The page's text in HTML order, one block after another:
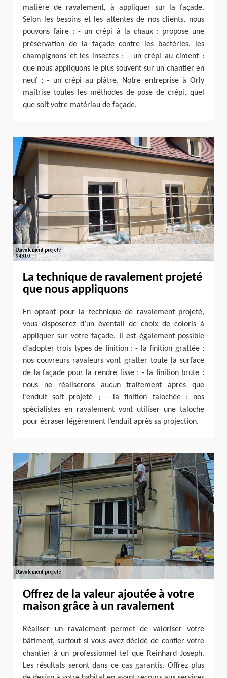
matière de ravalement, à appliquer sur la façade.
Selon les besoins et les attentes de nos clients, nous
pouvons faire : - un crépi à la chaux : propose une
préservation de la façade contre les bactéries, les
champignons et les insectes ; - un crépi au ciment :
que nous appliquons le plus souvent sur un chantier en
neuf ; - un crépi au plâtre. Notre entreprise à Orly
maîtrise toutes les méthodes de pose de crépi, quel
que soit votre matériau de façade.
La technique de ravalement projeté
que nous appliquons
En optant pour la technique de ravalement projeté,
vous disposerez d’un éventail de choix de coloris à
appliquer sur votre façade. Il est également possible
d’adopter trois types de finition : - la finition grattée :
nos couvreurs ravaleurs vont gratter toute la surface
de la façade pour la rendre lisse ; - la finition brute :
nous ne réaliserons aucun traitement après que
l’enduit soit projeté ; - la finition talochée : nos
spécialistes en ravalement vont utiliser une taloche
pour écraser légèrement l’enduit après sa projection.
Offrez de la valeur ajoutée à votre
maison grâce à un ravalement
Réaliser un ravalement permet de valoriser votre
bâtiment, surtout si vous avez décidé de confier votre
chantier à un professionnel tel que Reinhard Joseph.
Les résultats seront dans ce cas garantis. Offrez plus